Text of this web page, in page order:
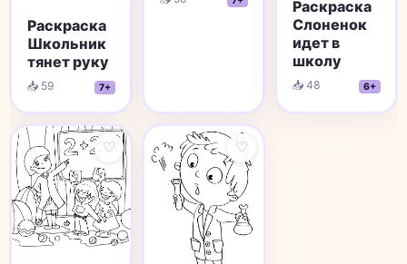
Раскраска
Школьник
тянет руку
📥 59 7+
Раскраска
Слоненок
идет в
школу
📥 48 6+
♡ ♡